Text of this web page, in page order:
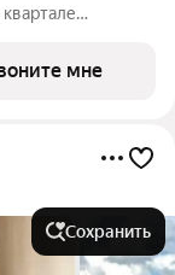
мне
Сохранить